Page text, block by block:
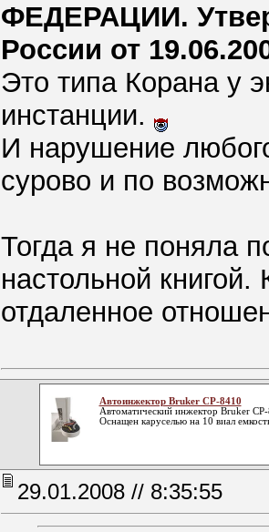
ФЕДЕРАЦИИ.
России от
Это типа Корана у
инстанции.
И нарушение
сурово и по
Тогда я не поняла
настольной
отдаленное
Автоинжектор Bruker CP-8410
Автоматический инжектор Bruker
Оснащен каруселью на 10 виал
29.01.2008 // 8:35:55